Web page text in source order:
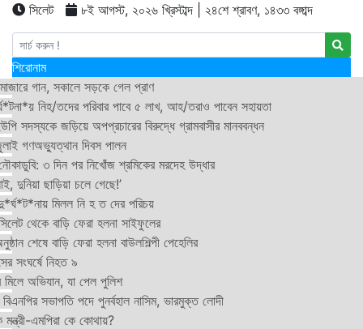
সিলেট ৮ই আগস্ট, ২০২৬ খ্রিস্টাব্দ | ২৪শে শ্রাবণ, ১৪৩৩ বঙ্গাব্দ
শিরোনাম
গান, সকালে সড়কে গেল প্রাণ
নিহ/তদের পরিবার পাবে ৫ লাখ, আহ/তরাও পাবেন সহায়তা
সদস্যকে জড়িয়ে অপপ্রচারের বিরুদ্ধে গ্রামবাসীর মানববন্ধন
গণঅভ্যুত্থান দিবস পালন
৩ দিন পর নিখোঁজ শ্রমিকের মরদেহ উদ্ধার
দুনিয়া ছাড়িয়া চলে গেছে!’
মিলল নি হ ত দের পরিচয়
থেকে বাড়ি ফেরা হলনা সাইফুলের
শেষে বাড়ি ফেরা হলনা বাউলশিল্পী পেহেলির
সংঘর্ষে নিহত ৯
মিলে অভিযান, যা পেল পুলিশ
সভাপতি পদে পুনর্বহাল নাসিম, ভারমুক্ত লোদী
মন্ত্রী-এমপিরা কে কোথায়?